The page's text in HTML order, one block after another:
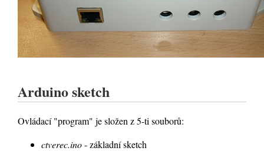
Arduino sketch
Ovládací "program" je složen z 5-ti souborů:
ctverec.ino- základní sketch